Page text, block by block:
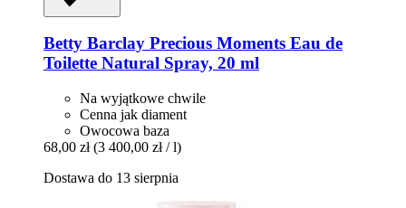
Betty Barclay Precious Moments Eau de
Toilette Natural Spray, 20 ml
Na wyjątkowe chwile
Cenna jak diament
Owocowa baza
68,00 zł (3 400,00 zł / l)
Dostawa do 13 sierpnia